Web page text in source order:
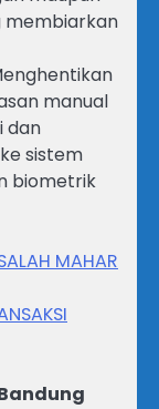
membiarkan
manual
dan
sistem
biometrik
MAHAR